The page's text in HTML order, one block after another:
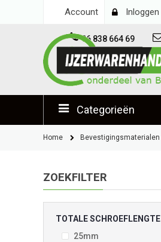
Account Inloggen
06 838 664 69
Categorieën
Home Bevestigingsmaterialen
ZOEKFILTER
TOTALE SCHROEFLENGTE
25mm